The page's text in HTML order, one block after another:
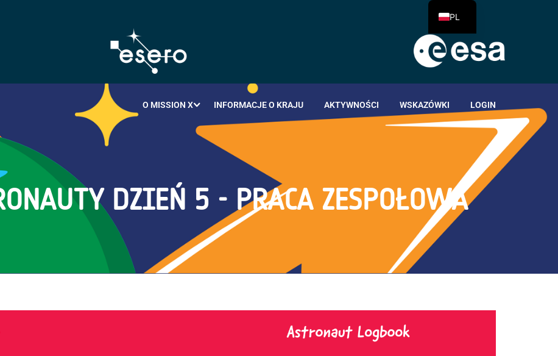
O MISSION X INFORMACJE O KRAJU AKTYWNOŚCI WSKAZÓWKI LOGIN
DZIEŃ 5 - PRACA ZESPOŁOWA
PL